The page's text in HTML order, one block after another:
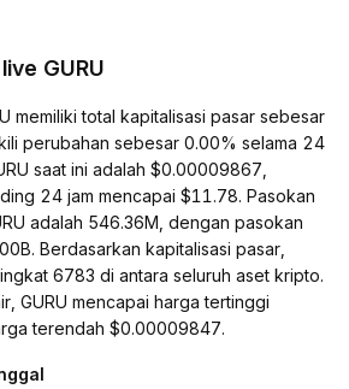
GURU
memiliki total kapitalisasi pasar sebesar
perubahan sebesar 0.00% selama 24
saat ini adalah $0.00009867,
24 jam mencapai $11.78. Pasokan
adalah 546.36M, dengan pasokan
Berdasarkan kapitalisasi pasar,
6783 di antara seluruh aset kripto.
GURU mencapai harga tertinggi
terendah $0.00009847.